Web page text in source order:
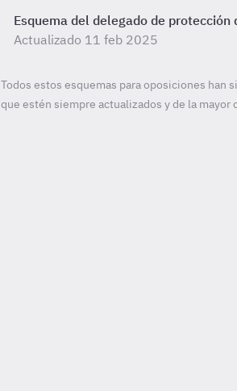
Esquema del delegado de protección
Actualizado 11 feb 2025
Todos estos esquemas para oposiciones han
que estén siempre actualizados y de la mayor